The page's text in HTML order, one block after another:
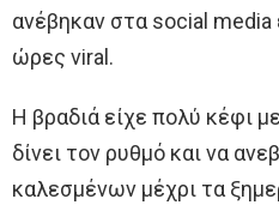
ανέβηκαν στα social media
ώρες viral.
Η βραδιά είχε πολύ κέφι
δίνει τον ρυθμό και να
καλεσμένων μέχρι τα